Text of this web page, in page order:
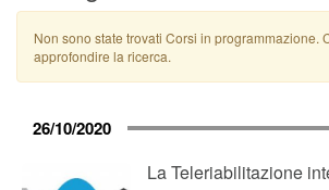
Non sono state trovati Corsi in programmazione.
approfondire la ricerca.
26/10/2020
La Teleriabilitazione